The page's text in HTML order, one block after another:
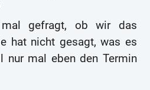
gefragt, ob wir das
hat nicht gesagt, was es
nur mal eben den Termin